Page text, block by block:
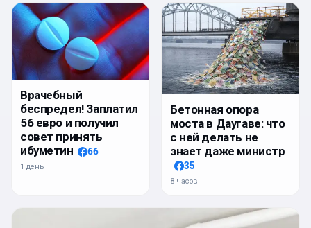
Врачебный
беспредел! Заплатил
56 евро и получил
совет принять
ибуметин
66
1 день
Бетонная опора
моста в Даугаве: что
с ней делать не
знает даже министр
35
8 часов